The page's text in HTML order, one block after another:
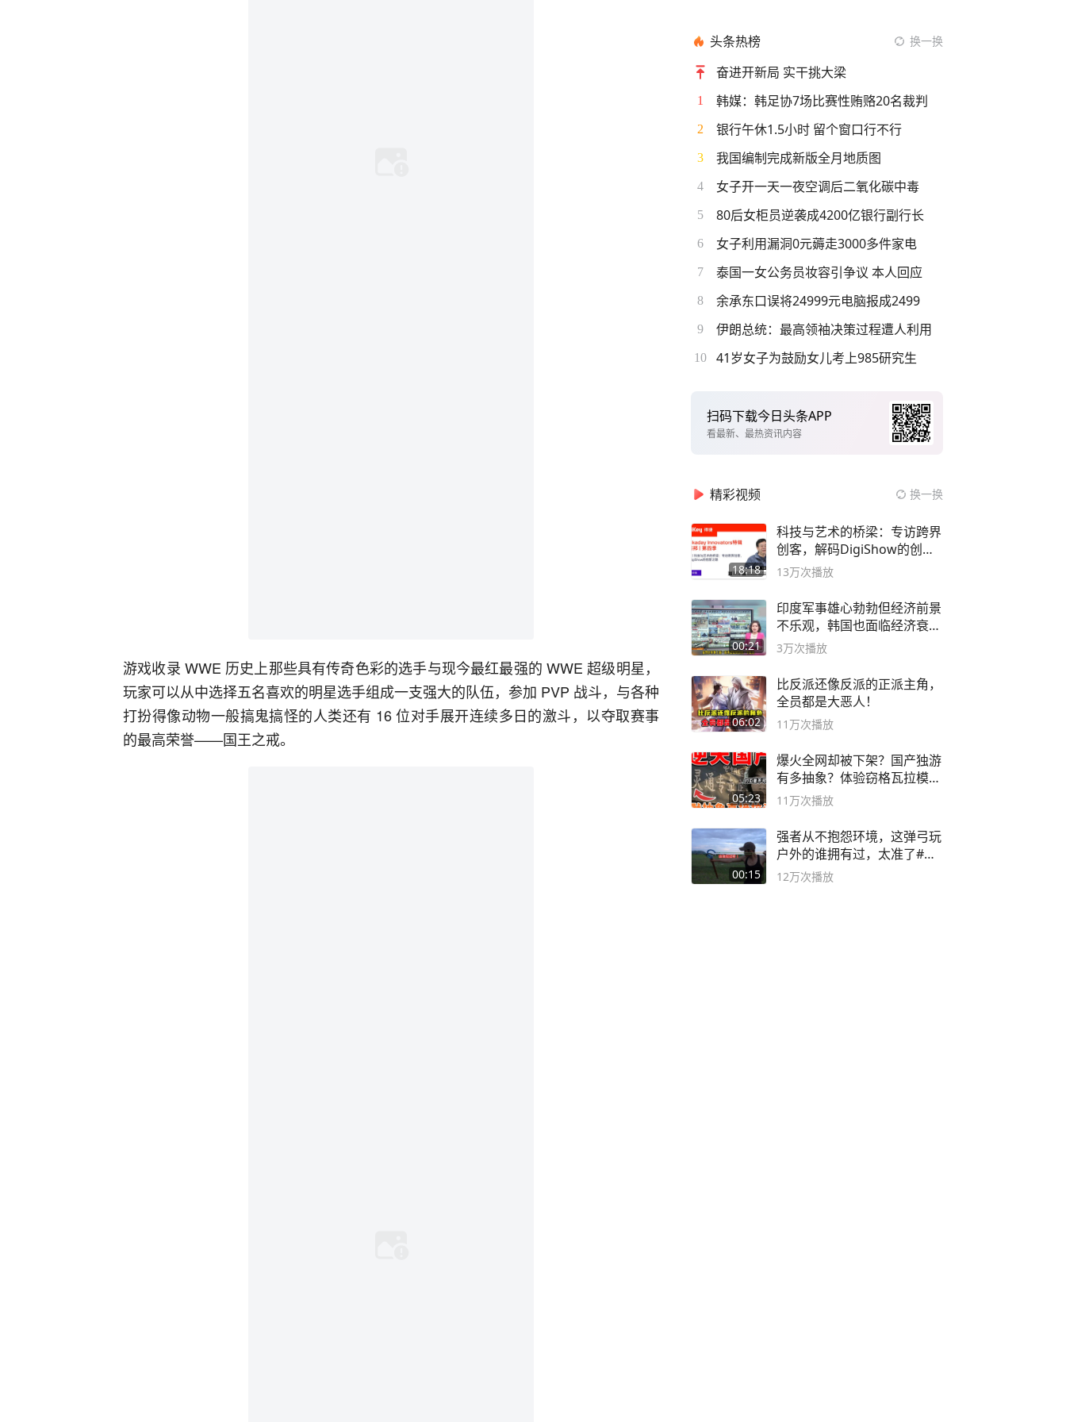
游戏收录 WWE 历史上那些具有传奇色彩的选手与现今最红最强的 WWE 超级明星，
玩家可以从中选择五名喜欢的明星选手组成一支强大的队伍，参加 PVP 战斗，与各种
打扮得像动物一般搞鬼搞怪的人类还有 16 位对手展开连续多日的激斗，以夺取赛事
的最高荣誉——国王之戒。
头条热榜 换一换
奋进开新局 实干挑大梁
1 韩媒：韩足协7场比赛性贿赂20名裁判
2 银行午休1.5小时 留个窗口行不行
3 我国编制完成新版全月地质图
4 女子开一天一夜空调后二氧化碳中毒
5 80后女柜员逆袭成4200亿银行副行长
6 女子利用漏洞0元薅走3000多件家电
7 泰国一女公务员妆容引争议 本人回应
8 余承东口误将24999元电脑报成2499
9 伊朗总统：最高领袖决策过程遭人利用
10 41岁女子为鼓励女儿考上985研究生
扫码下载今日头条APP
看最新、最热资讯内容
精彩视频 换一换
18:18
科技与艺术的桥梁：专访跨界
创客，解码DigiShow的创新
之路
13万次播放
00:21
印度军事雄心勃勃但经济前景
不乐观，韩国也面临经济衰退
风险
3万次播放
06:02
比反派还像反派的正派主角，
全员都是大恶人！
11万次播放
05:23
爆火全网却被下架？国产独游
有多抽象？体验窃格瓦拉模拟
器！
11万次播放
00:15
强者从不抱怨环境，这弹弓玩
户外的谁拥有过，太准了#弹
弓#户外
12万次播放